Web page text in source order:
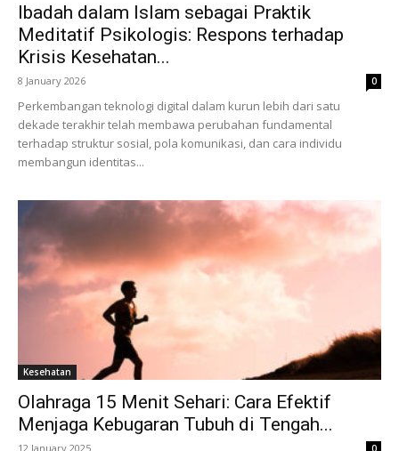
Ibadah dalam Islam sebagai Praktik
Meditatif Psikologis: Respons terhadap
Krisis Kesehatan...
8 January 2026 0
Perkembangan teknologi digital dalam kurun lebih dari satu
dekade terakhir telah membawa perubahan fundamental
terhadap struktur sosial, pola komunikasi, dan cara individu
membangun identitas...
Kesehatan
Olahraga 15 Menit Sehari: Cara Efektif
Menjaga Kebugaran Tubuh di Tengah...
12 January 2025 0